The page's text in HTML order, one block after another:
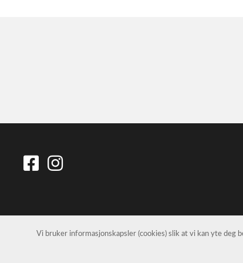
Vi bruker informasjonskapsler (cookies) slik at vi kan yte deg